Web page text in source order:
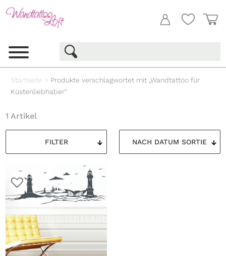
Startseite > Produkte verschlagwortet mit „Wandtattoo für
Küstenliebhaber“
FILTER
1 Artikel